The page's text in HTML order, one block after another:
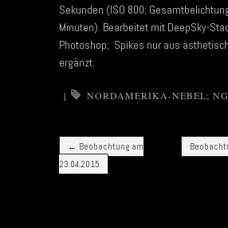
Sekunden (ISO 800;
Minuten). Bearbeitet mit DeepSky-
Photoshop; Spikes nur aus
ergänzt.
| NORDAMERIKA-NEBEL;
Post navigation
← Beobachtung am
23.04.2015